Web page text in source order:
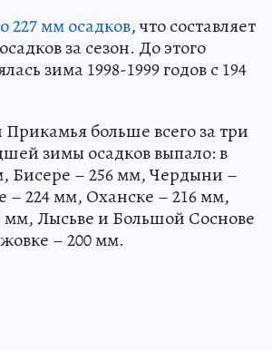
227 мм осадков, что составляет
за сезон. До этого
зима 1998-1999 годов с 194
больше всего за три
зимы осадков выпало: в
Бисере – 256 мм, Чердыни –
– 224 мм, Оханске – 216 мм,
мм, Лысьве и Большой Соснове
– 200 мм.